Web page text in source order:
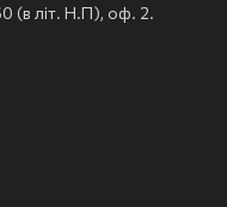
(в літ. Н.П), оф. 2.